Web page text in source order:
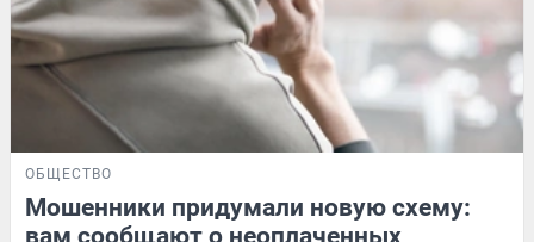
ОБЩЕСТВО
Мошенники придумали новую схему:
вам сообщают о неоплаченных